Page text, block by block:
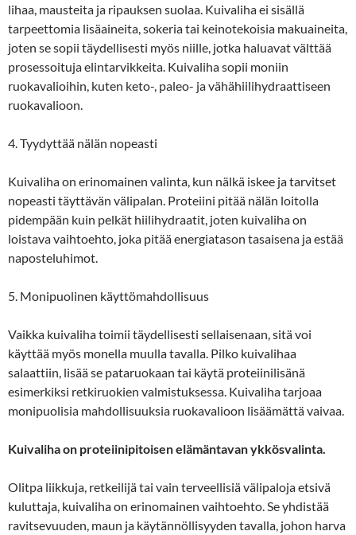
lihaa, mausteita ja ripauksen suolaa. Kuivaliha ei sisällä
tarpeettomia lisäaineita, sokeria tai keinotekoisia makuaineita,
joten se sopii täydellisesti myös niille, jotka haluavat välttää
prosessoituja elintarvikkeita. Kuivaliha sopii moniin
ruokavalioihin, kuten keto-, paleo- ja vähähiilihydraattiseen
ruokavalioon.
4. Tyydyttää nälän nopeasti
Kuivaliha on erinomainen valinta, kun nälkä iskee ja tarvitset
nopeasti täyttävän välipalan. Proteiini pitää nälän loitolla
pidempään kuin pelkät hiilihydraatit, joten kuivaliha on
loistava vaihtoehto, joka pitää energiatason tasaisena ja estää
naposteluhimot.
5. Monipuolinen käyttömahdollisuus
Vaikka kuivaliha toimii täydellisesti sellaisenaan, sitä voi
käyttää myös monella muulla tavalla. Pilko kuivalihaa
salaattiin, lisää se pataruokaan tai käytä proteiinilisänä
esimerkiksi retkiruokien valmistuksessa. Kuivaliha tarjoaa
monipuolisia mahdollisuuksia ruokavalioon lisäämättä vaivaa.
Kuivaliha on proteiinipitoisen elämäntavan ykkösvalinta.
Olitpa liikkuja, retkeilijä tai vain terveellisiä välipaloja etsivä
kuluttaja, kuivaliha on erinomainen vaihtoehto. Se yhdistää
ravitsevuuden, maun ja käytännöllisyyden tavalla, johon harva